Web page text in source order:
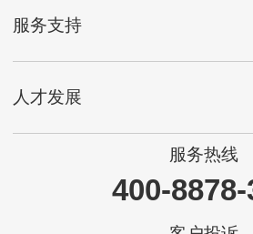
服务支持
人才发展
服务热线
400-